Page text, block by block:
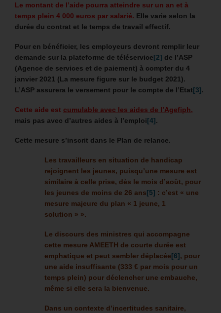
Le montant de l’aide pourra atteindre sur un an et à
temps plein 4 000 euros par salarié. Elle varie selon la
durée du contrat et le temps de travail effectif.
Pour en bénéficier, les employeurs devront remplir leur
demande sur la plateforme de téléservice[2] de l’ASP
(Agence de services et de paiement) à compter du 4
janvier 2021 (La mesure figure sur le budget 2021).
L’ASP assurera le versement pour le compte de l’Etat[3].
Cette aide est cumulable avec les aides de l’Agefiph,
mais pas avec d’autres aides à l’emploi[4].
Cette mesure s’inscrit dans le Plan de relance.
Les travailleurs en situation de handicap
rejoignent les jeunes, puisqu’une mesure est
similaire à celle prise, dès le mois d’août, pour
les jeunes de moins de 26 ans[5] : c’est « une
mesure majeure du plan « 1 jeune, 1
solution » ».
Le discours des ministres qui accompagne
cette mesure AMEETH de courte durée est
emphatique et peut sembler déplacée[6], pour
une aide insuffisante (333 € par mois pour un
temps plein) pour déclencher une embauche,
même si elle sera la bienvenue.
Dans un contexte d’incertitudes sanitaire,